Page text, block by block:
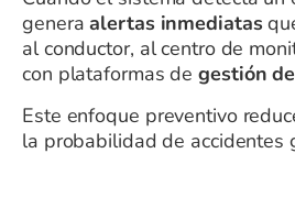
generaalertas inmediatas
al conductor, al centro de
con plataformas degestión
Este enfoque preventivo
la probabilidad de accidentes